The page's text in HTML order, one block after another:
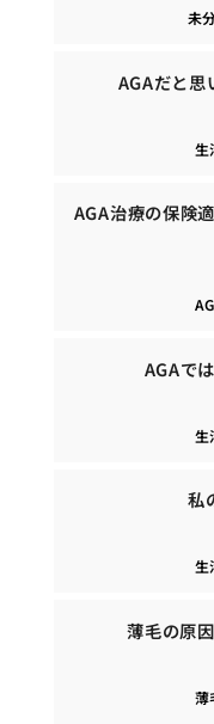
未
AGAだと思
生
AGA治療の保険
AGAで
生
私
生
薄毛の原
薄